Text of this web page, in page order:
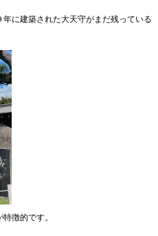
に建築された大天守がまだ残っている
徴的です。